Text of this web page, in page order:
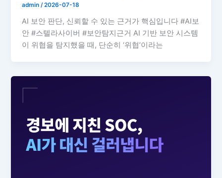
admin/2026-07-18
AI 보안 판단, 신뢰할 수 있는 근거가 핵심입니다 #AI보
안 #스텔라사이버 #보안탐지근거 AI 기반 보안 시스템
이 위협을 탐지했을 때, 단순히 ‘위협’이라는